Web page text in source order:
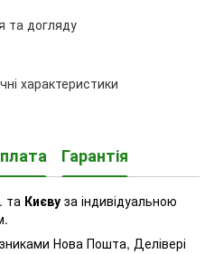
та догляду
характеристики
Гарантія
. та Києву за індивідуальною
Нова Пошта, Делівері